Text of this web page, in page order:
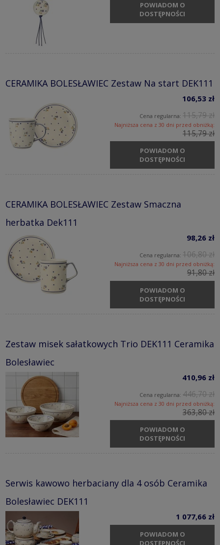
POWIADOM O
DOSTĘPNOŚCI
CERAMIKA BOLESŁAWIEC Zestaw Na start DEK111
106,53 zł
Cena regularna: 115,79 zł
Najniższa cena z 30 dni przed obniżką:
115,79 zł
POWIADOM O
DOSTĘPNOŚCI
CERAMIKA BOLESŁAWIEC Zestaw Smaczna
herbatka Dek111
98,26 zł
Cena regularna: 106,80 zł
Najniższa cena z 30 dni przed obniżką:
91,80 zł
POWIADOM O
DOSTĘPNOŚCI
Zestaw misek sałatkowych Trio DEK111 Ceramika
Bolesławiec
410,96 zł
Cena regularna: 446,70 zł
Najniższa cena z 30 dni przed obniżką:
363,80 zł
POWIADOM O
DOSTĘPNOŚCI
Serwis kawowo herbaciany dla 4 osób Ceramika
Bolesławiec DEK111
1 077,66 zł
POWIADOM O
DOSTĘPNOŚCI